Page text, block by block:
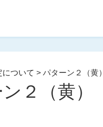
ついて >パターン２（黄）
２（黄）